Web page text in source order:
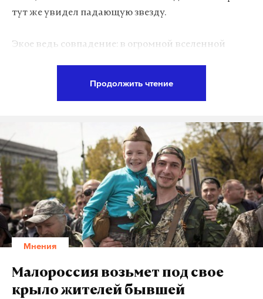
тут же увидел падающую звезду.
Экое ведь совпадение: в огромной вселенной
а могли ведь и не пересечься никогда. Не зря в
такие моменты принято что-то просить у
вселенной. То же самое происходит и с вирусными
роликами. В нужное время в нужном месте
человек снимает какую-то фигню, как он,
например, орет «язь!!!» на всю реку, и все – ролик
случайным образом попадает в какой-то нерв
этой живой сети пользователей и становится
популярным. Его репостят, ретвитят, пародируют,
склеивают из него дабстеп-треки, вставляют в
«ютуб-пупы».
Продолжить чтение
Мнения
Малороссия возьмет под свое
крыло жителей бывшей